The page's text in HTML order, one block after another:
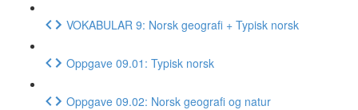
VOKABULAR 9: Norsk geografi + Typisk norsk
Oppgave 09.01: Typisk norsk
Oppgave 09.02: Norsk geografi og natur